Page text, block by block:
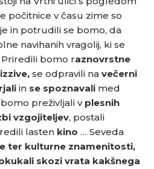
počitnice v času zime so
in potrudili se bomo, da
navihanih vragolij, ki se
bomo raznovrstne
se odpravili na večerni
in se spoznavali med
preživljali v plesnih
vzgojiteljev, postali
lasten kino … Seveda
ter kulturne znamenitosti,
skozi vrata kakšnega